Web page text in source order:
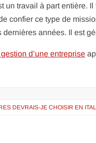
un travail à part entière.
confier ce type de
dernières années. Il est
d’une entreprise
DEVRAIS-JE CHOISIR EN